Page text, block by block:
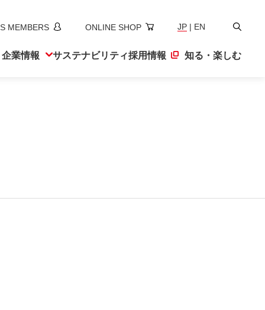
MEMBERS ONLINE SHOP JP | EN
検
企業情報 サステナビリティ採用情報 知る・楽しむ